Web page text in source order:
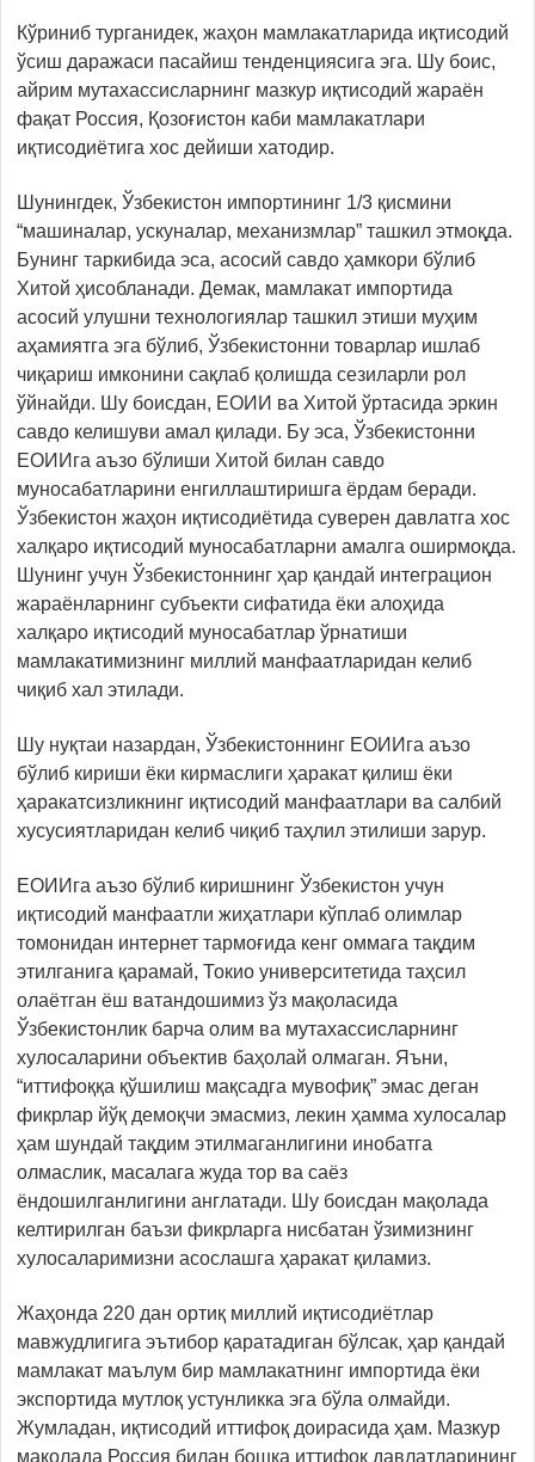
Кўриниб турганидек, жаҳон мамлакатларида иқтисодий
ўсиш даражаси пасайиш тенденциясига эга. Шу боис,
айрим мутахассисларнинг мазкур иқтисодий жараён
фақат Россия, Қозоғистон каби мамлакатлари
иқтисодиётига хос дейиши хатодир.
Шунингдек, Ўзбекистон импортининг 1/3 қисмини
“машиналар, ускуналар, механизмлар” ташкил этмоқда.
Бунинг таркибида эса, асосий савдо ҳамкори бўлиб
Хитой ҳисобланади. Демак, мамлакат импортида
асосий улушни технологиялар ташкил этиши муҳим
аҳамиятга эга бўлиб, Ўзбекистонни товарлар ишлаб
чиқариш имконини сақлаб қолишда сезиларли рол
ўйнайди. Шу боисдан, ЕОИИ ва Хитой ўртасида эркин
савдо келишуви амал қилади. Бу эса, Ўзбекистонни
ЕОИИга аъзо бўлиши Хитой билан савдо
муносабатларини енгиллаштиришга ёрдам беради.
Ўзбекистон жаҳон иқтисодиётида суверен давлатга хос
халқаро иқтисодий муносабатларни амалга оширмоқда.
Шунинг учун Ўзбекистоннинг ҳар қандай интеграцион
жараёнларнинг субъекти сифатида ёки алоҳида
халқаро иқтисодий муносабатлар ўрнатиши
мамлакатимизнинг миллий манфаатларидан келиб
чиқиб хал этилади.
Шу нуқтаи назардан, Ўзбекистоннинг ЕОИИга аъзо
бўлиб кириши ёки кирмаслиги ҳаракат қилиш ёки
ҳаракатсизликнинг иқтисодий манфаатлари ва салбий
хусусиятларидан келиб чиқиб таҳлил этилиши зарур.
ЕОИИга аъзо бўлиб киришнинг Ўзбекистон учун
иқтисодий манфаатли жиҳатлари кўплаб олимлар
томонидан интернет тармоғида кенг оммага тақдим
этилганига қарамай, Токио университетида таҳсил
олаётган ёш ватандошимиз ўз мақоласида
Ўзбекистонлик барча олим ва мутахассисларнинг
хулосаларини объектив баҳолай олмаган. Яъни,
“иттифоққа қўшилиш мақсадга мувофиқ” эмас деган
фикрлар йўқ демоқчи эмасмиз, лекин ҳамма хулосалар
ҳам шундай тақдим этилмаганлигини инобатга
олмаслик, масалага жуда тор ва саёз
ёндошилганлигини англатади. Шу боисдан мақолада
келтирилган баъзи фикрларга нисбатан ўзимизнинг
хулосаларимизни асослашга ҳаракат қиламиз.
Жаҳонда 220 дан ортиқ миллий иқтисодиётлар
мавжудлигига эътибор қаратадиган бўлсак, ҳар қандай
мамлакат маълум бир мамлакатнинг импортида ёки
экспортида мутлоқ устунликка эга бўла олмайди.
Жумладан, иқтисодий иттифоқ доирасида ҳам. Мазкур
мақолада Россия билан бошқа иттифоқ давлатларининг